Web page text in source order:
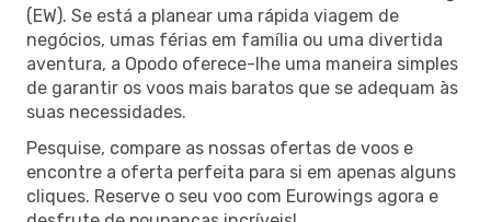
(EW). Se está a planear uma rápida viagem de
negócios, umas férias em família ou uma divertida
aventura, a Opodo oferece-lhe uma maneira simples
de garantir os voos mais baratos que se adequam às
suas necessidades.
Pesquise, compare as nossas ofertas de voos e
encontre a oferta perfeita para si em apenas alguns
cliques. Reserve o seu voo com Eurowings agora e